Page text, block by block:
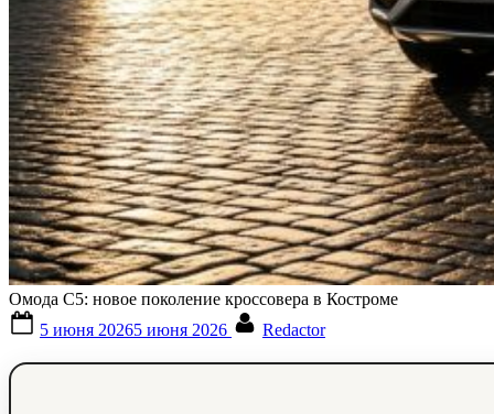
Омода С5: новое поколение кроссовера в Костроме
on
5 июня 20265 июня 2026 Redactor